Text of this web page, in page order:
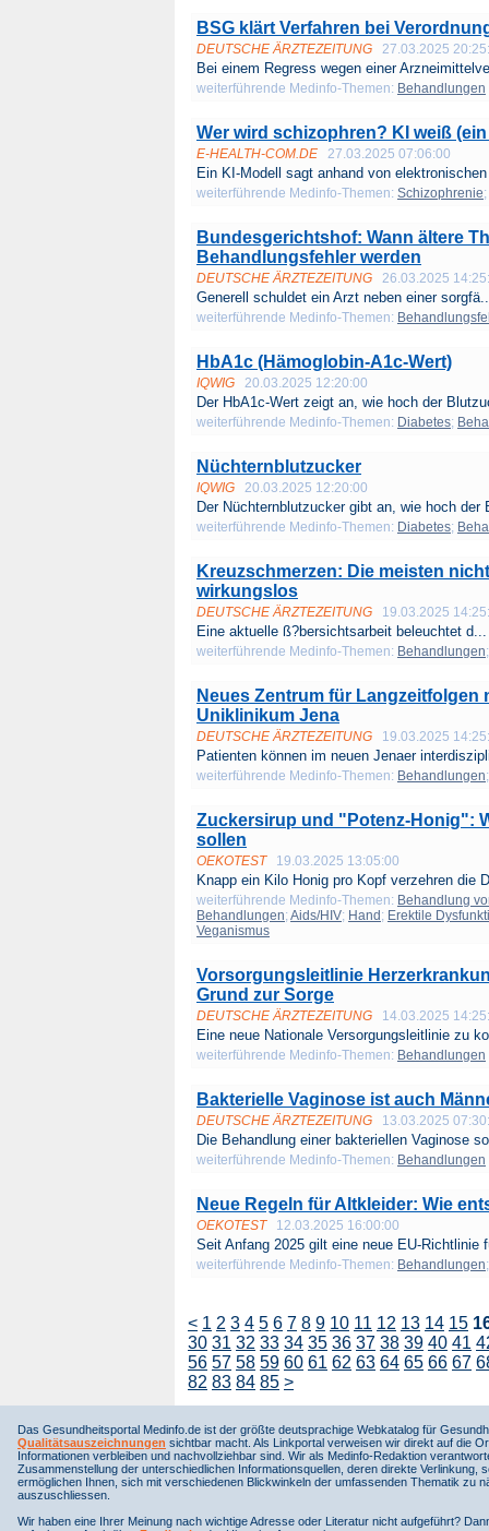
BSG klärt Verfahren bei
DEUTSCHE ÄRZTEZEITUNG 27.03.2025
Bei einem Regress wegen einer
weiterführende Medinfo-Themen: Behandlungen
Wer wird schizophren? KI weiß
E-HEALTH-COM.DE 27.03.2025 07:06:00
Ein KI-Modell sagt anhand von
weiterführende Medinfo-Themen: Schizophrenie;
Bundesgerichtshof: Wann ältere
Behandlungsfehler werden
DEUTSCHE ÄRZTEZEITUNG 26.03.2025
Generell schuldet ein Arzt neben einer
weiterführende Medinfo-Themen:
HbA1c (Hämoglobin-A1c-Wert)
IQWIG 20.03.2025 12:20:00
Der HbA1c-Wert zeigt an, wie hoch der
weiterführende Medinfo-Themen: Diabetes;
Nüchternblutzucker
IQWIG 20.03.2025 12:20:00
Der Nüchternblutzucker gibt an, wie hoch der
weiterführende Medinfo-Themen: Diabetes;
Kreuzschmerzen: Die meisten
wirkungslos
DEUTSCHE ÄRZTEZEITUNG 19.03.2025
Eine aktuelle ß?bersichtsarbeit beleuchtet d...
weiterführende Medinfo-Themen: Behandlungen
Neues Zentrum für
Uniklinikum Jena
DEUTSCHE ÄRZTEZEITUNG 19.03.2025
Patienten können im neuen Jenaer
weiterführende Medinfo-Themen: Behandlungen
Zuckersirup und "Potenz-Honig":
sollen
OEKOTEST 19.03.2025 13:05:00
Knapp ein Kilo Honig pro Kopf verzehren die
weiterführende Medinfo-Themen: Behandlung
Behandlungen; Aids/HIV; Hand ; Erektile
Veganismus
Vorsorgungsleitlinie
Grund zur Sorge
DEUTSCHE ÄRZTEZEITUNG 14.03.2025
Eine neue Nationale Versorgungsleitlinie zu
weiterführende Medinfo-Themen: Behandlungen
Bakterielle Vaginose ist auch
DEUTSCHE ÄRZTEZEITUNG 13.03.2025
Die Behandlung einer bakteriellen Vaginose
weiterführende Medinfo-Themen: Behandlungen
Neue Regeln für Altkleider: Wie
OEKOTEST 12.03.2025 16:00:00
Seit Anfang 2025 gilt eine neue EU-Richtlinie
weiterführende Medinfo-Themen: Behandlungen
< 1 2 3 4 5 6 7 8 9 10 11 12 13 14 15
30 31 32 33 34 35 36 37 38 39 40 41
56 57 58 59 60 61 62 63 64 65 66 67
82 83 84 85 >
Das Gesundheitsportal Medinfo.de ist der größte deutsprachige Webkatalog für
Qualitätsauszeichnungen sichtbar macht. Als Linkportal verweisen wir direkt auf die
Informationen verbleiben und nachvollziehbar sind. Wir als Medinfo-Redaktion
Zusammenstellung der unterschiedlichen Informationsquellen, deren direkte
ermöglichen Ihnen, sich mit verschiedenen Blickwinkeln der umfassenden Thematik
auszuschliessen.
Wir haben eine Ihrer Meinung nach wichtige Adresse oder Literatur nicht aufgeführt?